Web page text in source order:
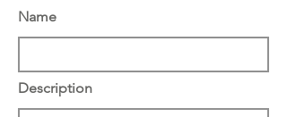
Name
Description